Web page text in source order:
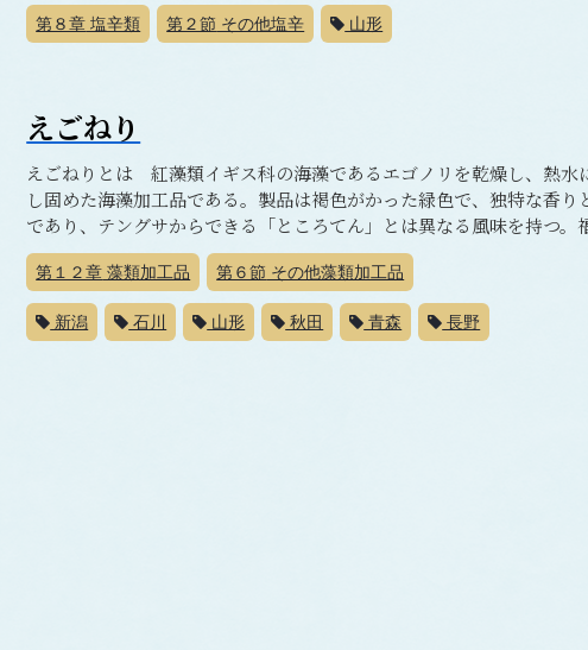
第８章 塩辛類 第２節 その他塩辛 山形
えごねり
えごねりとは 紅藻類イギス科の海藻であるエゴノリを乾燥し、熱水
し固めた海藻加工品である。製品は褐色がかった緑色で、独特な香り
であり、テングサからできる「ところてん」とは異なる風味を持つ。
第１２章 藻類加工品 第６節 その他藻類加工品
新潟 石川 山形 秋田 青森 長野